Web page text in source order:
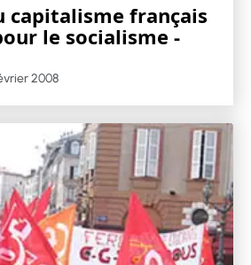
capitalisme français
le socialisme -
2008